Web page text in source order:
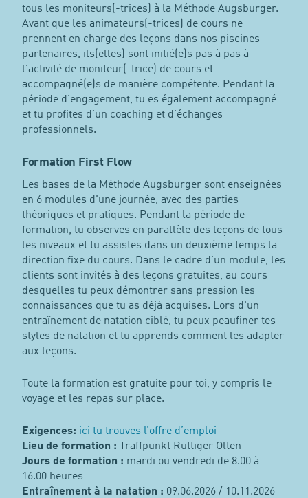
tous les moniteurs(-trices) à la Méthode Augsburger.
Avant que les animateurs(-trices) de cours ne
prennent en charge des leçons dans nos piscines
partenaires, ils(elles) sont initié(e)s pas à pas à
l'activité de moniteur(-trice) de cours et
accompagné(e)s de manière compétente. Pendant la
période d'engagement, tu es également accompagné
et tu profites d'un coaching et d'échanges
professionnels.
Formation First Flow
Les bases de la Méthode Augsburger sont enseignées
en 6 modules d'une journée, avec des parties
théoriques et pratiques. Pendant la période de
formation, tu observes en parallèle des leçons de tous
les niveaux et tu assistes dans un deuxième temps la
direction fixe du cours. Dans le cadre d'un module, les
clients sont invités à des leçons gratuites, au cours
desquelles tu peux démontrer sans pression les
connaissances que tu as déjà acquises. Lors d'un
entraînement de natation ciblé, tu peux peaufiner tes
styles de natation et tu apprends comment les adapter
aux leçons.
Toute la formation est gratuite pour toi, y compris le
voyage et les repas sur place.
Exigences: ici tu trouves l’offre d’emploi
Lieu de formation : Träffpunkt Ruttiger Olten
Jours de formation : mardi ou vendredi de 8.00 à
16.00 heures
Entraînement à la natation : 09.06.2026 / 10.11.2026